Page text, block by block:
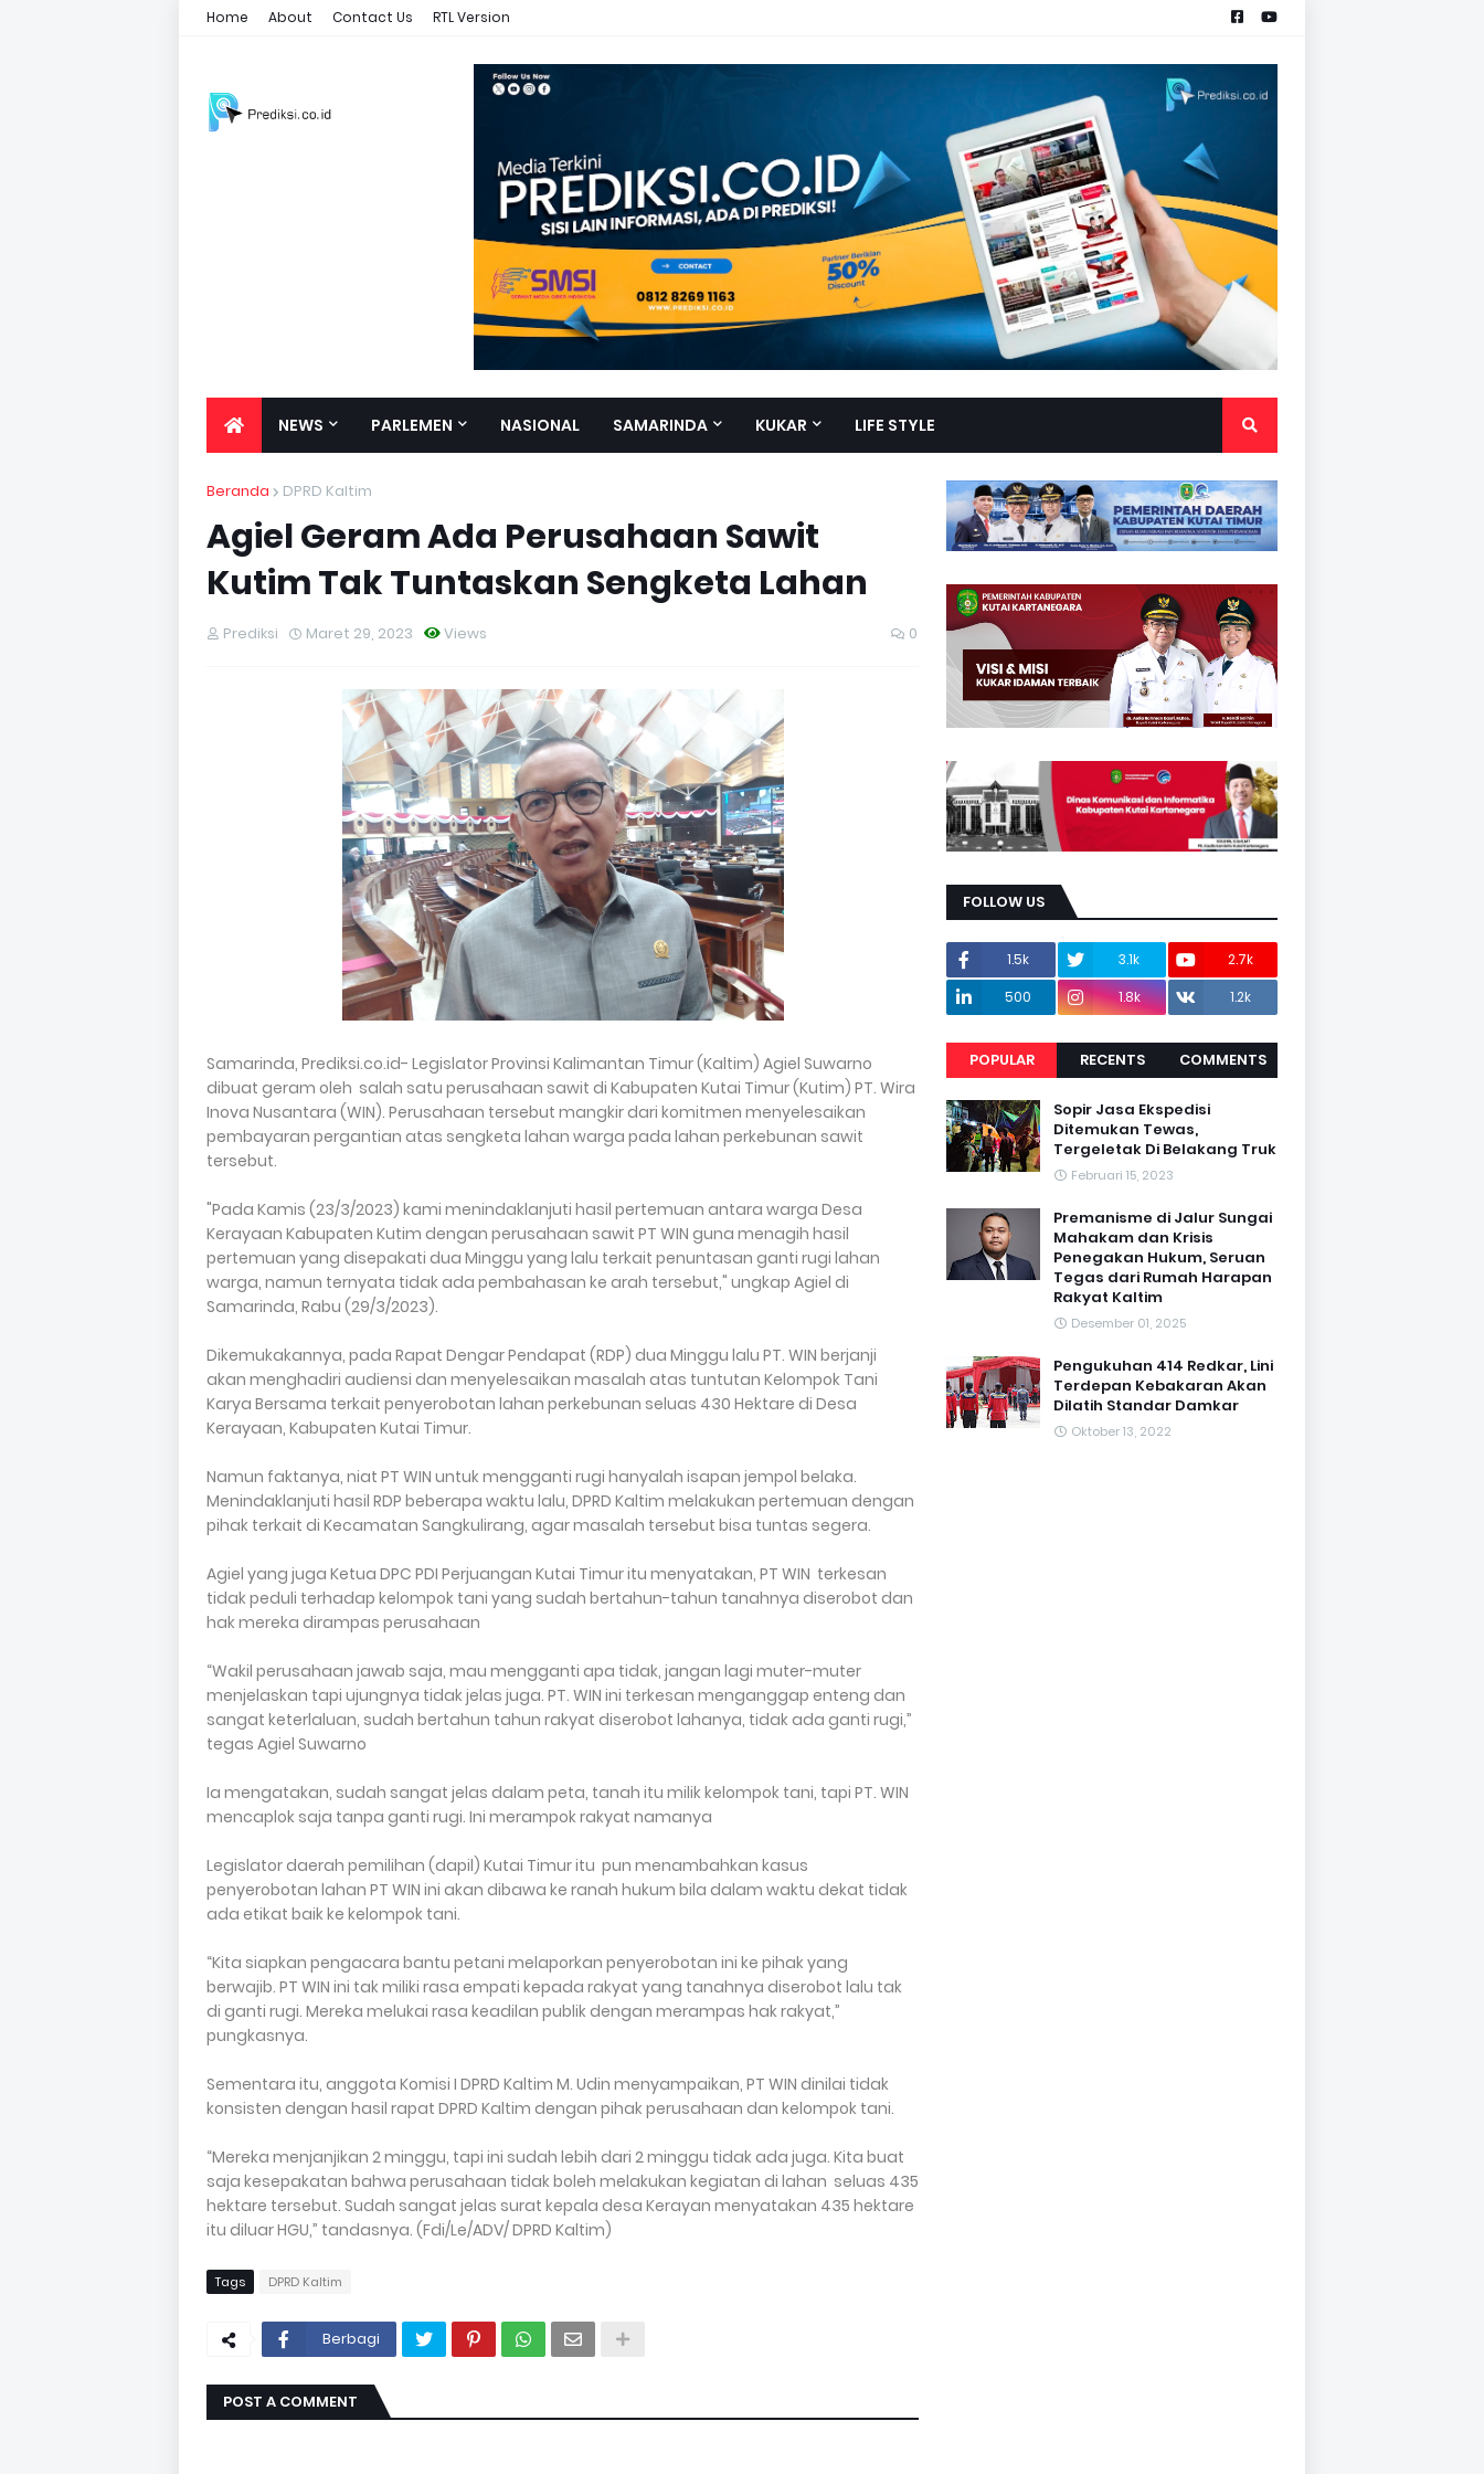
Home About Contact Us RTL Version
NEWS PARLEMEN NASIONAL SAMARINDA KUKAR LIFE STYLE
Beranda DPRD Kaltim
Agiel Geram Ada Perusahaan Sawit
Kutim Tak Tuntaskan Sengketa Lahan
Prediksi Views
Maret 29, 2023 0
Samarinda, Prediksi.co.id- Legislator Provinsi Kalimantan Timur (Kaltim) Agiel Suwarno
dibuat geram oleh salah satu perusahaan sawit di Kabupaten Kutai Timur (Kutim) PT. Wira
Inova Nusantara (WIN). Perusahaan tersebut mangkir dari komitmen menyelesaikan
pembayaran pergantian atas sengketa lahan warga pada lahan perkebunan sawit
tersebut.
"Pada Kamis (23/3/2023) kami menindaklanjuti hasil pertemuan antara warga Desa
Kerayaan Kabupaten Kutim dengan perusahaan sawit PT WIN guna menagih hasil
pertemuan yang disepakati dua Minggu yang lalu terkait penuntasan ganti rugi lahan
warga, namun ternyata tidak ada pembahasan ke arah tersebut," ungkap Agiel di
Samarinda, Rabu (29/3/2023).
Dikemukakannya, pada Rapat Dengar Pendapat (RDP) dua Minggu lalu PT. WIN berjanji
akan menghadiri audiensi dan menyelesaikan masalah atas tuntutan Kelompok Tani
Karya Bersama terkait penyerobotan lahan perkebunan seluas 430 Hektare di Desa
Kerayaan, Kabupaten Kutai Timur.
Namun faktanya, niat PT WIN untuk mengganti rugi hanyalah isapan jempol belaka.
Menindaklanjuti hasil RDP beberapa waktu lalu, DPRD Kaltim melakukan pertemuan dengan
pihak terkait di Kecamatan Sangkulirang, agar masalah tersebut bisa tuntas segera.
Agiel yang juga Ketua DPC PDI Perjuangan Kutai Timur itu menyatakan, PT WIN terkesan
tidak peduli terhadap kelompok tani yang sudah bertahun-tahun tanahnya diserobot dan
hak mereka dirampas perusahaan
“Wakil perusahaan jawab saja, mau mengganti apa tidak, jangan lagi muter-muter
menjelaskan tapi ujungnya tidak jelas juga. PT. WIN ini terkesan menganggap enteng dan
sangat keterlaluan, sudah bertahun tahun rakyat diserobot lahanya, tidak ada ganti rugi,”
tegas Agiel Suwarno
Ia mengatakan, sudah sangat jelas dalam peta, tanah itu milik kelompok tani, tapi PT. WIN
mencaplok saja tanpa ganti rugi. Ini merampok rakyat namanya
Legislator daerah pemilihan (dapil) Kutai Timur itu pun menambahkan kasus
penyerobotan lahan PT WIN ini akan dibawa ke ranah hukum bila dalam waktu dekat tidak
ada etikat baik ke kelompok tani.
“Kita siapkan pengacara bantu petani melaporkan penyerobotan ini ke pihak yang
berwajib. PT WIN ini tak miliki rasa empati kepada rakyat yang tanahnya diserobot lalu tak
di ganti rugi. Mereka melukai rasa keadilan publik dengan merampas hak rakyat,”
pungkasnya.
Sementara itu, anggota Komisi I DPRD Kaltim M. Udin menyampaikan, PT WIN dinilai tidak
konsisten dengan hasil rapat DPRD Kaltim dengan pihak perusahaan dan kelompok tani.
“Mereka menjanjikan 2 minggu, tapi ini sudah lebih dari 2 minggu tidak ada juga. Kita buat
saja kesepakatan bahwa perusahaan tidak boleh melakukan kegiatan di lahan seluas 435
hektare tersebut. Sudah sangat jelas surat kepala desa Kerayan menyatakan 435 hektare
itu diluar HGU,” tandasnya. (Fdi/Le/ADV/ DPRD Kaltim)
Tags DPRD Kaltim
Berbagi
POST A COMMENT
FOLLOW US
1.5k 3.1k
2.7k
500
1.8k 1.2k
POPULAR RECENTS COMMENTS
Sopir Jasa Ekspedisi
Ditemukan Tewas,
Tergeletak Di Belakang Truk
Februari 15, 2023
Premanisme di Jalur Sungai
Mahakam dan Krisis
Penegakan Hukum, Seruan
Tegas dari Rumah Harapan
Rakyat Kaltim
Desember 01, 2025
Pengukuhan 414 Redkar, Lini
Terdepan Kebakaran Akan
Dilatih Standar Damkar
Oktober 13, 2022